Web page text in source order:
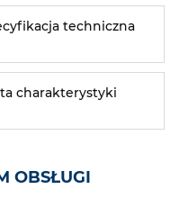
techniczna
charakterystyki
OBSŁUGI